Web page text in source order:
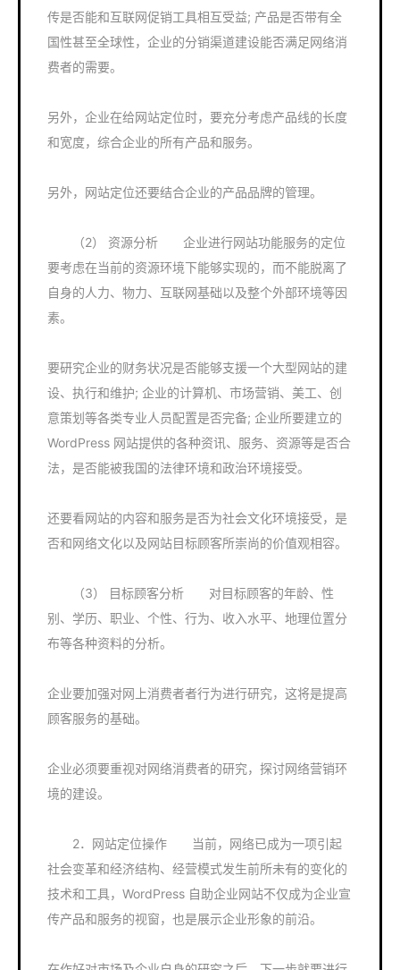
传是否能和互联网促销工具相互受益; 产品是否带有全
国性甚至全球性，企业的分销渠道建设能否满足网络消
费者的需要。
另外，企业在给网站定位时，要充分考虑产品线的长度
和宽度，综合企业的所有产品和服务。
另外，网站定位还要结合企业的产品品牌的管理。
（2） 资源分析 企业进行网站功能服务的定位
要考虑在当前的资源环境下能够实现的，而不能脱离了
自身的人力、物力、互联网基础以及整个外部环境等因
素。
要研究企业的财务状况是否能够支援一个大型网站的建
设、执行和维护; 企业的计算机、市场营销、美工、创
意策划等各类专业人员配置是否完备; 企业所要建立的
WordPress 网站提供的各种资讯、服务、资源等是否合
法，是否能被我国的法律环境和政治环境接受。
还要看网站的内容和服务是否为社会文化环境接受，是
否和网络文化以及网站目标顾客所崇尚的价值观相容。
（3） 目标顾客分析 对目标顾客的年龄、性
别、学历、职业、个性、行为、收入水平、地理位置分
布等各种资料的分析。
企业要加强对网上消费者者行为进行研究，这将是提高
顾客服务的基础。
企业必须要重视对网络消费者的研究，探讨网络营销环
境的建设。
2．网站定位操作 当前，网络已成为一项引起
社会变革和经济结构、经营模式发生前所未有的变化的
技术和工具，WordPress 自助企业网站不仅成为企业宣
传产品和服务的视窗，也是展示企业形象的前沿。